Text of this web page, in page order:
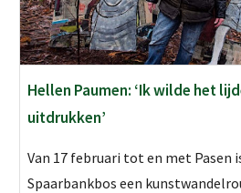
Hellen Paumen: ‘Ik wilde het
uitdrukken’
Van 17 februari tot en met Pasen
Spaarbankbos een